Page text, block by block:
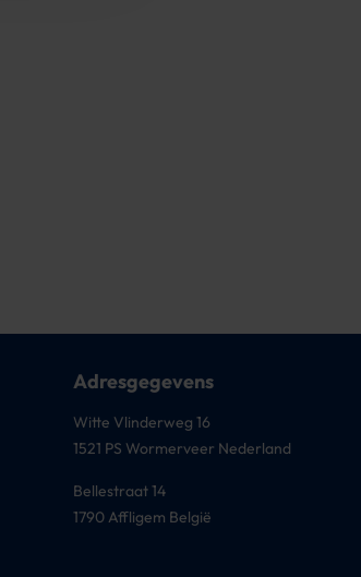
Adresgegevens
Witte Vlinderweg 16
1521 PS Wormerveer Nederland
Bellestraat 14
1790 Affligem België